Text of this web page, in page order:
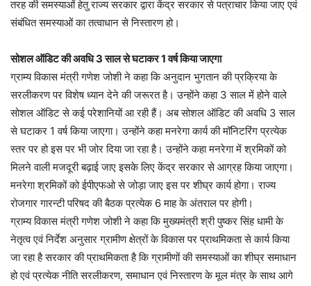
तरह की समस्याओं हेतु राज्य सरकार द्वारा केंद्र सरकार से पत्राचार किया जाए एवं
संबंधित समस्याओं का तत्वाधान से निस्तारण हो।
सोशल ऑडिट की अवधि 3 साल से घटाकर 1 वर्ष किया जाएगा
ग्राम्य विकास मंत्री गणेश जोशी ने कहा कि अनुदान भुगतान की प्रक्रिया के
सरलीकरण पर विशेष ध्यान देने की जरूरत है। उन्होंने कहा 3 साल में होने वाले
सोशल ऑडिट से कई परेशानियों आ रही हैं। अब सोशल ऑडिट की अवधि 3 साल
से घटाकर 1 वर्ष किया जाएगा। उन्होंने कहा मनरेगा कार्य की मॉनिटरिंग प्रत्येक
स्तर पर हो इस पर भी जोर दिया जा रहा है। उन्होंने कहा मनरेगा में श्रमिकों को
मिलने वाली मजदूरी बढ़ाई जाए इसके लिए केंद्र सरकार से आग्रह किया जाएगा।
मनरेगा श्रमिकों को ईपीएफओ से जोड़ा जाए इस पर शीघ्र कार्य होगा। राज्य
रोजगार गारन्टी परिषद की बैठक प्रत्येक 6 माह के अंतराल पर होगी।
ग्राम्य विकास मंत्री गणेश जोशी ने कहा कि मुख्यमंत्री श्री पुष्कर सिंह धामी के
नेतृत्व एवं निर्देश अनुसार ग्रामीण क्षेत्रों के विकास पर प्राथमिकता से कार्य किया
जा रहा है सरकार की प्राथमिकता है कि ग्रामीणों की समस्याओं का शीघ्र समाधान
हो एवं प्रत्येक नीति सरलीकरण, समाधान एवं निस्तारण के मूल मंत्र के साथ आगे